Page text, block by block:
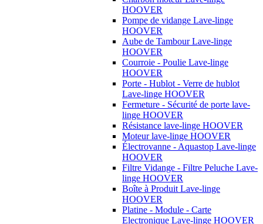
HOOVER
Pompe de vidange Lave-linge
HOOVER
Aube de Tambour Lave-linge
HOOVER
Courroie - Poulie Lave-linge
HOOVER
Porte - Hublot - Verre de hublot
Lave-linge HOOVER
Fermeture - Sécurité de porte lave-
linge HOOVER
Résistance lave-linge HOOVER
Moteur lave-linge HOOVER
Électrovanne - Aquastop Lave-linge
HOOVER
Filtre Vidange - Filtre Peluche Lave-
linge HOOVER
Boîte à Produit Lave-linge
HOOVER
Platine - Module - Carte
Electronique Lave-linge HOOVER